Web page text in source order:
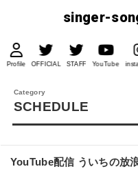
singer-
Profile OFFICIAL STAFF YouTube
SCHEDULE
YouTube配信 ういちの放